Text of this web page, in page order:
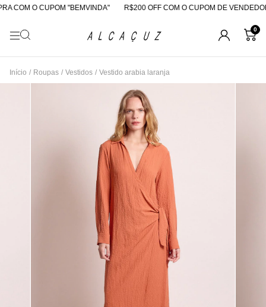
COM O CUPOM "BEMVINDA" R$200 OFF COM O CUPOM DE
0
Início / Roupas / Vestidos / Vestido arabia laranja